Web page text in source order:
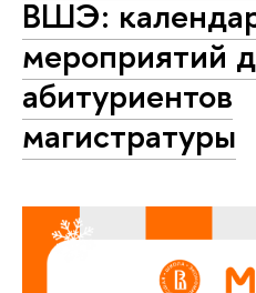
ВШЭ:
мероприятий
абитуриентов
магистратуры